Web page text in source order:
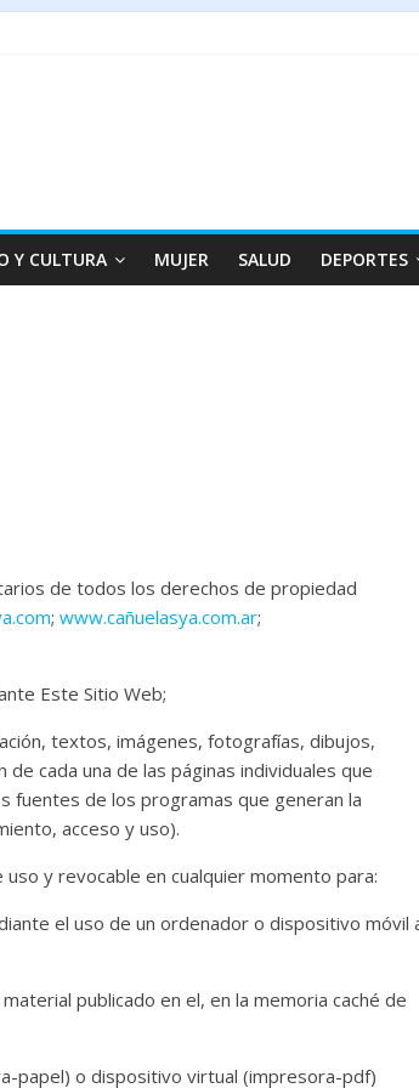
Y CULTURA MUJER SALUD DEPORTES
de todos los derechos de propiedad
; www.cañuelasya.com.ar;
Este Sitio Web;
textos, imágenes, fotografías, dibujos,
cada una de las páginas individuales que
fuentes de los programas que generan la
acceso y uso).
uso y revocable en cualquier momento para:
el uso de un ordenador o dispositivo móvil
publicado en el, en la memoria caché de
papel) o dispositivo virtual (impresora-pdf)